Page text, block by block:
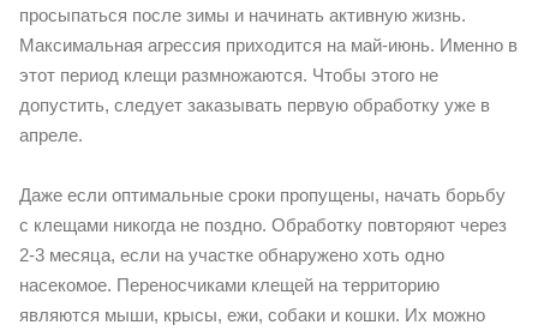
просыпаться после зимы и начинать активную жизнь.
Максимальная агрессия приходится на май-июнь. Именно в
этот период клещи размножаются. Чтобы этого не
допустить, следует заказывать первую обработку уже в
апреле.
Даже если оптимальные сроки пропущены, начать борьбу
с клещами никогда не поздно. Обработку повторяют через
2-3 месяца, если на участке обнаружено хоть одно
насекомое. Переносчиками клещей на территорию
являются мыши, крысы, ежи, собаки и кошки. Их можно